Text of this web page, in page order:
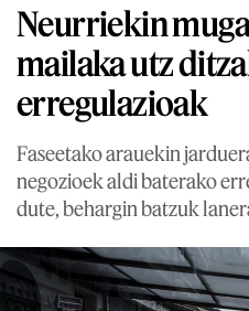
Neurriekin
mailaka utz
erregulazioak
Faseetako arauekin
negozioek aldi baterako
dute, behargin batzuk